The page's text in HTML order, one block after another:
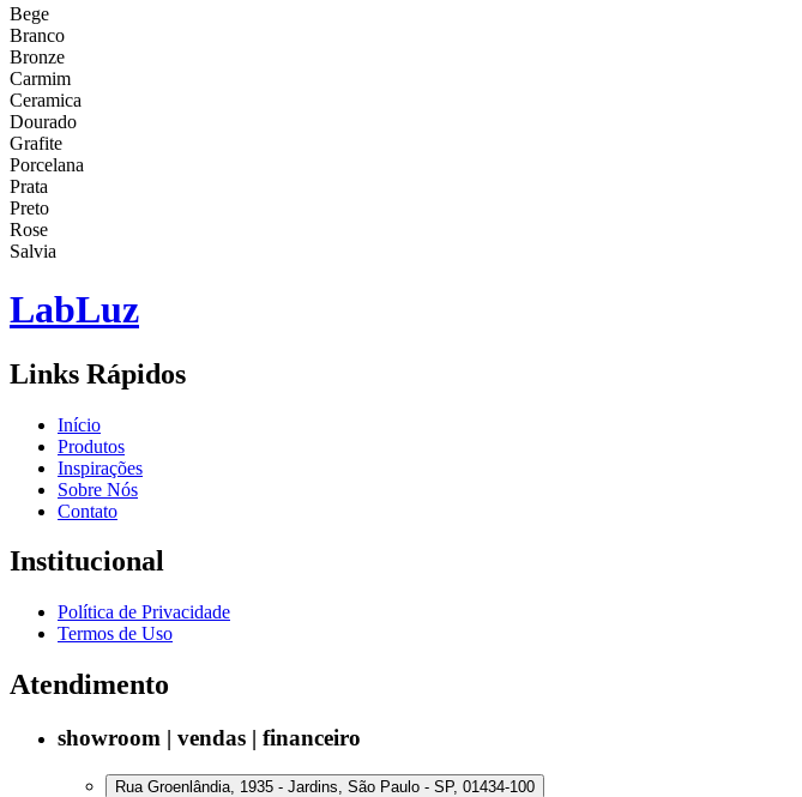
Bege
Branco
Bronze
Carmim
Ceramica
Dourado
Grafite
Porcelana
Prata
Preto
Rose
Salvia
LabLuz
Links Rápidos
Início
Produtos
Inspirações
Sobre Nós
Contato
Institucional
Política de Privacidade
Termos de Uso
Atendimento
showroom | vendas | financeiro
Rua Groenlândia, 1935 - Jardins, São Paulo - SP, 01434-100